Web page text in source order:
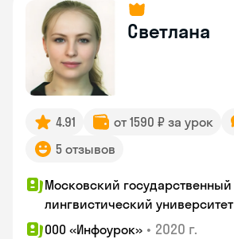
Светлана
4.91 от 1590 ₽ за урок
5 отзывов
Московский государственный
лингвистический университет
ООО «Инфоурок» • 2020 г.